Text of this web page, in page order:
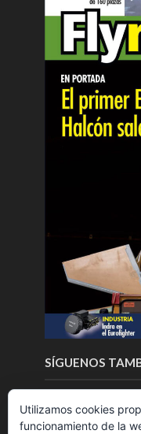
SÍGUENOS
Utilizamos cookies
funcionamiento de la